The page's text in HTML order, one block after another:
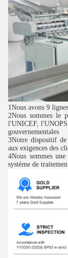
1Nous avons 9
2Nous sommes le
l'UNICEF,
gouvernementales
3Notre dispositif
aux exigences des
4Nous sommes
système de